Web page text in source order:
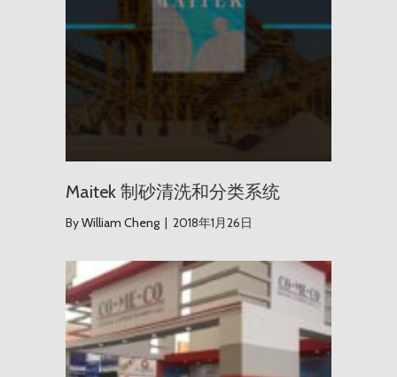
Maitek 制砂清洗和分类系统
ByWilliam Cheng | 2018年1月26日
秘鲁